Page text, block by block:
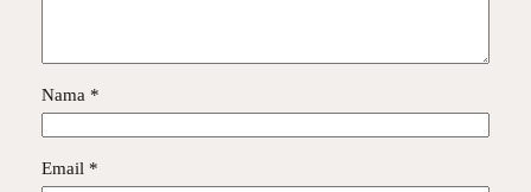
Nama *
Email *